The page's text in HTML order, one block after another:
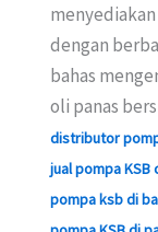
dengan
bahas
oli panas
distributor
jual pompa KSB
pompa ksb di